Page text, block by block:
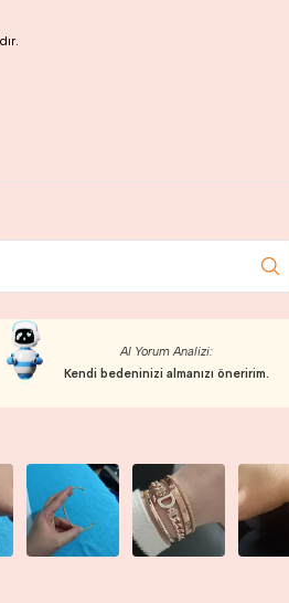
AI Yorum Analizi:
Kendi bedeninizi almanızı öneririm.